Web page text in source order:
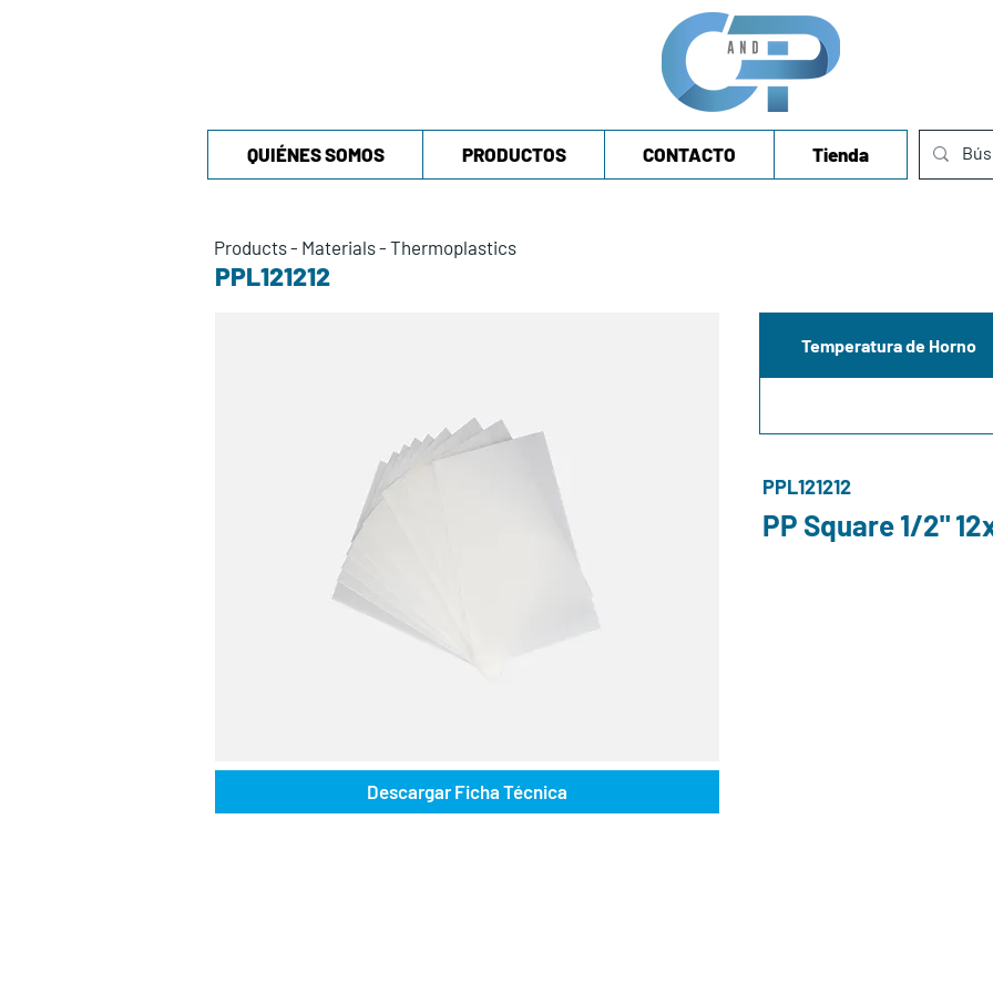
QUIÉNES SOMOS PRODUCTOS CONTACTO Tienda
Products- Materials- Thermoplastics
PPL121212
Descargar Ficha Técnica
Temperatura de Horno
PPL121212
PP Square 1/2"